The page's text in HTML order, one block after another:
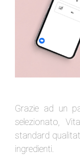
Grazie ad un
selezionato,
standard
ingredienti.